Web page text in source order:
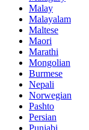
Malay
Malayalam
Maltese
Maori
Marathi
Mongolian
Burmese
Nepali
Norwegian
Pashto
Persian
Punjabi